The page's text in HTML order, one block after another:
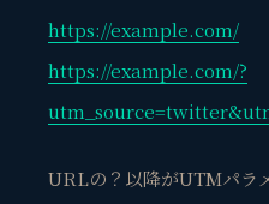
https://example.com/
https://example.com/?
URLの？以降がUTMパラ